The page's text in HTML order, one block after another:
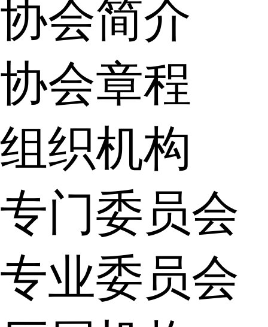
协会简介
协会章程
组织机构
专门委员会
专业委员会